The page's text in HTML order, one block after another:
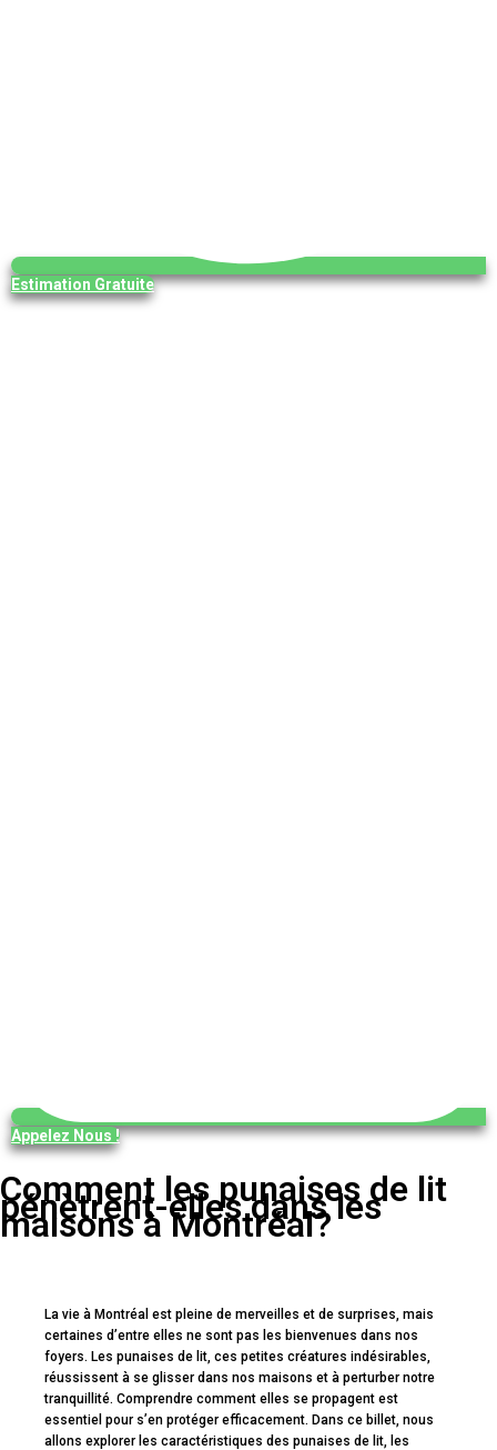
Estimation Gratuite
Appelez Nous !
Comment les punaises de lit
pénètrent-elles dans les
maisons à Montréal?
La vie à Montréal est pleine de merveilles et de surprises, mais
certaines d’entre elles ne sont pas les bienvenues dans nos
foyers. Les punaises de lit, ces petites créatures indésirables,
réussissent à se glisser dans nos maisons et à perturber notre
tranquillité. Comprendre comment elles se propagent est
essentiel pour s’en protéger efficacement. Dans ce billet, nous
allons explorer les caractéristiques des punaises de lit, les